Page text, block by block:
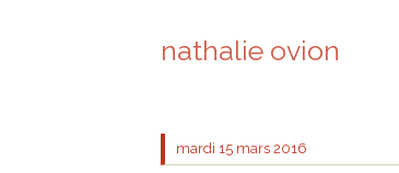
nathalie ovion
mardi 15 mars 2016